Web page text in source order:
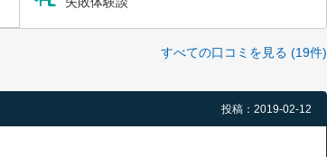
すべての口コミを見る (19件)
投稿：2019-02-12